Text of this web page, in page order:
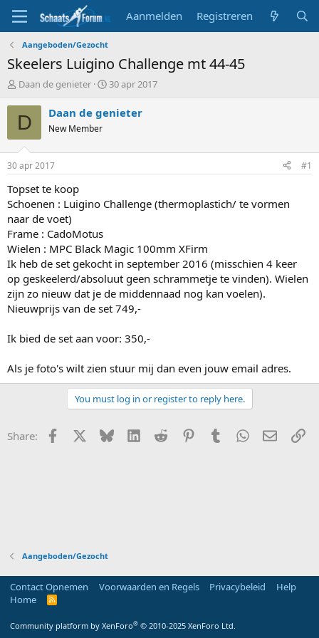
Aanmelden Registreren
Aangeboden/Gezocht
Skeelers Luigino Challenge mt 44-45
T
p
s
a
r
t
e
r
Daan de genieter
S
a
t
m
30 apr 2017
D Daan de genieter
New Member
30 apr 2017 #1
Topset te koop
Schoenen : Luigino Challenge (thermoplastich/ te vormen
naar de voet)
Frame : CadoMotus
Wielen : MPC Black Magic 100mm XFirm
Ik heb de set gekocht in september 2016 (misschien 4 keer
op geskeelerd/absoluut geen schrammetje te vinden). Wielen
zijn zo nieuw dat je de middennaad nog kan voelen).
Nieuwprijs van de set 749,-
Ik bied de set aan voor: 350,-
Als je foto's wilt zien stuur mij dan even jouw email adres.
You must log in or register to reply here.
Share: Facebook Bluesky LinkedInReddit PinterestTumblrWhatsApp
E-mail
Aangeboden/Gezocht
Contact Opnemen Voorwaarden en Regels Privacybeleid
Help
Home
R
Community platform by XenForo® © 2010-2025 XenForo Ltd.